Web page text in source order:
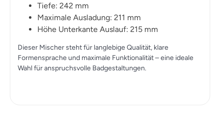
Tiefe: 242 mm
Maximale Ausladung: 211 mm
Höhe Unterkante Auslauf: 215 mm
Dieser Mischer steht für langlebige Qualität, klare
Formensprache und maximale Funktionalität – eine ideale
Wahl für anspruchsvolle Badgestaltungen.